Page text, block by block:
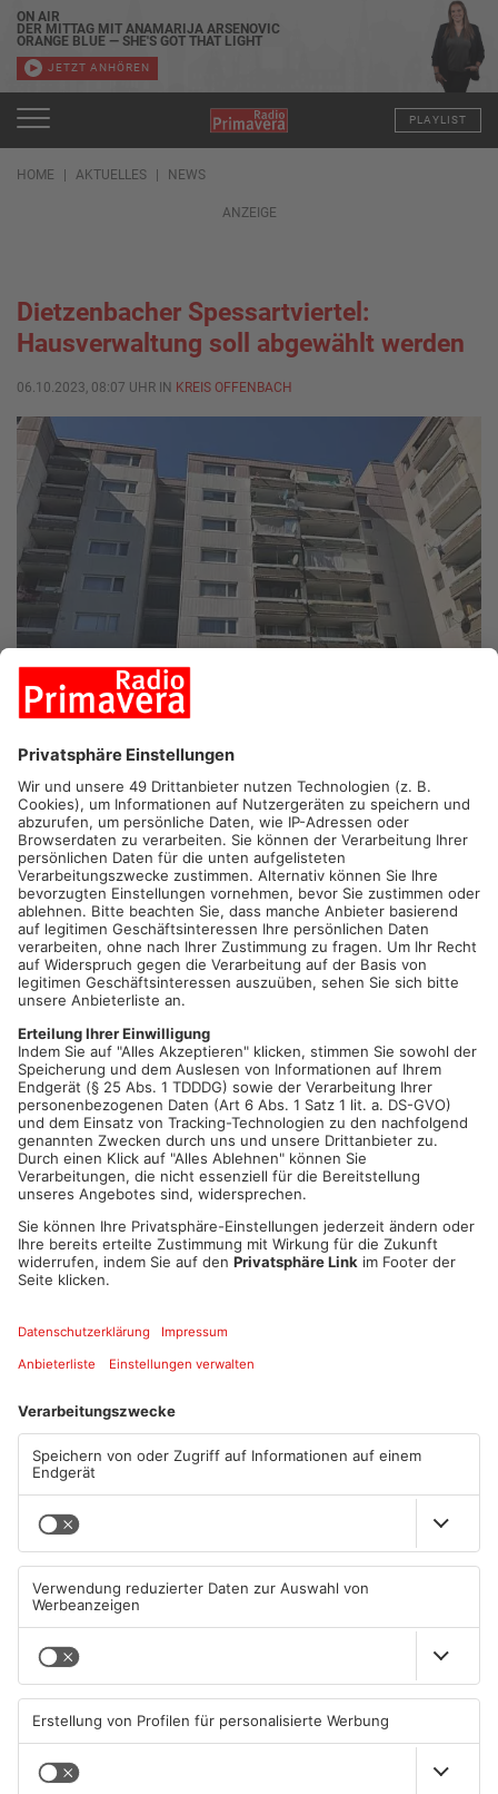
ON AIR
DER MITTAG MIT ANAMARIJA ARSENOVIC
ORANGE BLUE — SHE'S GOT THAT LIGHT
JETZT ANHÖREN
PLAYLIST
HOME AKTUELLES NEWS
ANZEIGE
Dietzenbacher Spessartviertel:
Hausverwaltung soll abgewählt werden
06.10.2023, 08:07 UHR IN KREIS OFFENBACH
DIETZENBACH.Im Skandal um die Hausverwaltung im
Dietzenbacher Spessartviertel hat sich Bürgermeister Lang nun
an die betroffenen Eigentümer gewandt. Lang will die
Hausverwaltung abwählen, dafür ist er auf die Unterstützung
der anderen Eigentümer im Spessartviertel angewiesen.
„So kann es nicht mehr weitergehen“ schreibt Bürgermeister
Dieter Lang in seiner Funktion als Aufsichtsratsvorsitzender
der Wohnungsgesellschaft Dietzenbach. Ihm allein gehören 89
Wohnungen in der Anlage Rosenpark – dorthin waren genau
vor einem Monat die Fernwärmeleitungen für zwei Tage
gekappt worden, weil die Hausverwaltung eine halbe Million
Euro Schulden bei der Energieversorgung angehäuft hatte.
Mittlerweile kam raus: Auch bei den Abfallgebühren steht das
Unternehmen mit 460.000 Euro in der Kreide. Jetzt sollen die
über 600 Eigentümer möglichst schnell eine seriöse
Hausverwaltung neu wählen. Ein Termin für die sogenannte
Erbbauberechtigtenversammlung steht aber noch nicht fest.
Artikel teilen
Mehr aus Kreis
Offenbach
Einbruch ins Seligenstädter
Jugendzentrum scheitert
Trinkwasserbrunnen in
Obertshausen mit Keimen